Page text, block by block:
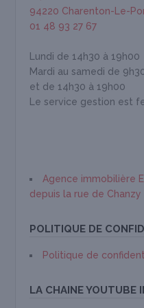
94220 Charenton-Le-
01 48 93 27 67
Lundi de 14h30 à 19h00
Mardi au samedi de
et de 14h30 à 19h00
Le service gestion est
Agence immobilière
depuis la rue de Chanzy
POLITIQUE DE
Politique de
LA CHAINE YOUTUBE